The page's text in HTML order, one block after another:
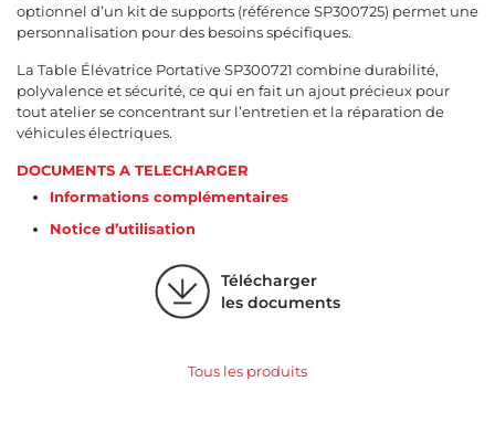
optionnel d’un kit de supports (référence SP300725) permet une
personnalisation pour des besoins spécifiques.
La Table Élévatrice Portative SP300721 combine durabilité,
polyvalence et sécurité, ce qui en fait un ajout précieux pour
tout atelier se concentrant sur l’entretien et la réparation de
véhicules électriques.
DOCUMENTS A TELECHARGER
Informations complémentaires
Notice d’utilisation
Télécharger
les documents
Tous les produits